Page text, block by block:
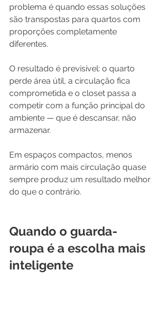
problema é quando essas soluções
são transpostas para quartos com
proporções completamente
diferentes.
O resultado é previsível: o quarto
perde área útil, a circulação fica
comprometida e o closet passa a
competir com a função principal do
ambiente — que é descansar, não
armazenar.
Em espaços compactos, menos
armário com mais circulação quase
sempre produz um resultado melhor
do que o contrário.
Quando o guarda-
roupa é a escolha mais
inteligente